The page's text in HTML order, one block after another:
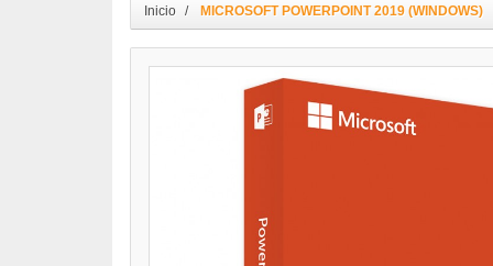
Inicio MICROSOFT POWERPOINT 2019 (WINDOWS)